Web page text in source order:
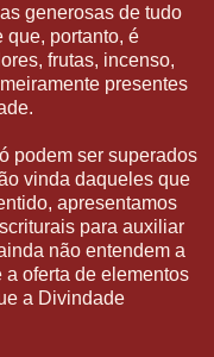
generosas de tudo
portanto, é
frutas, incenso,
presentes
podem ser superados
vinda daqueles que
apresentamos
para auxiliar
não entendem a
oferta de elementos
a Divindade